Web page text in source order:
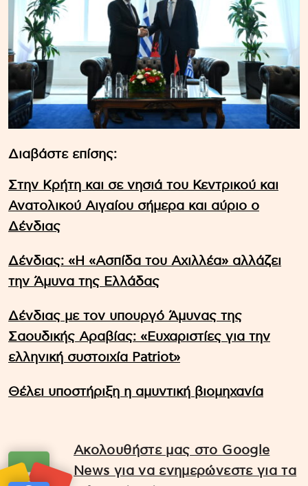
Διαβάστε επίσης:
Στην Κρήτη και σε νησιά του Κεντρικού και
Ανατολικού Αιγαίου σήμερα και αύριο ο
Δένδιας
Δένδιας: «Η «Ασπίδα του Αχιλλέα» αλλάζει
την Άμυνα της Ελλάδας
Δένδιας με τον υπουργό Άμυνας της
Σαουδικής Αραβίας: «Ευχαριστίες για την
ελληνική συστοιχία Patriot»
Θέλει υποστήριξη η αμυντική βιομηχανία
Ακολουθήστε μας στο Google
News για να ενημερώνεστε για τα